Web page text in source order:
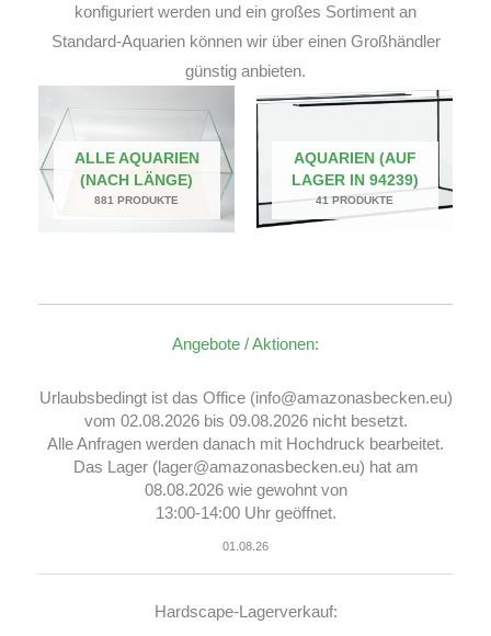
konfiguriert werden und ein großes Sortiment an
Standard-Aquarien können wir über einen Großhändler
günstig anbieten.
ALLE AQUARIEN
(NACH LÄNGE)
881 PRODUKTE
AQUARIEN (AUF
LAGER IN 94239)
41 PRODUKTE
Angebote / Aktionen:
Urlaubsbedingt ist das Office (info@amazonasbecken.eu)
vom 02.08.2026 bis 09.08.2026 nicht besetzt.
Alle Anfragen werden danach mit Hochdruck bearbeitet.
Das Lager (lager@amazonasbecken.eu) hat am
08.08.2026 wie gewohnt von
13:00-14:00 Uhr geöffnet.
01.08.26
Hardscape-Lagerverkauf: